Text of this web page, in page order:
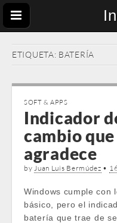
ETIQUETA: BATERÍA
SOFT & APPS
Indicador
cambio
agradece
byJuan Luis Bermúdez •
Windows cumple con
básico, pero el
batería que trae de